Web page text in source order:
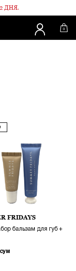
ДНЯ.
0
FRIDAYS
бальзам для губ +
сум